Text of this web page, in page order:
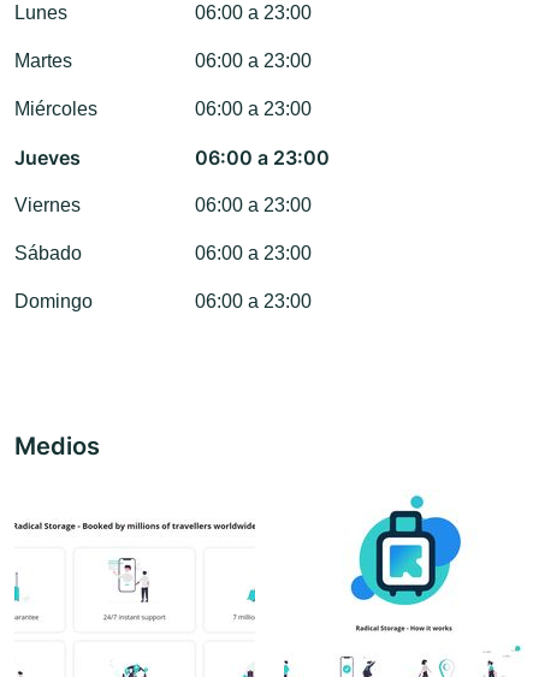
Lunes 06:00 a 23:00
Martes 06:00 a 23:00
Miércoles 06:00 a 23:00
Jueves 06:00 a 23:00
Viernes 06:00 a 23:00
Sábado 06:00 a 23:00
Domingo 06:00 a 23:00
Medios